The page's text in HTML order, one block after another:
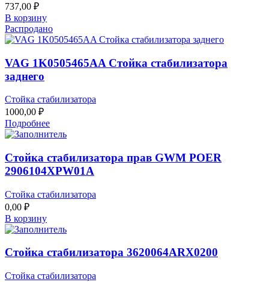
737,00 ₽
В корзину
Распродано
VAG 1K0505465AA Стойка стабилизатора
заднего
Стойка стабилизатора
1000,00 ₽
Подробнее
Стойка стабилизатора прав GWM POER
2906104XPW01A
Стойка стабилизатора
0,00 ₽
В корзину
Стойка стабилизатора 3620064ARX0200
Стойка стабилизатора